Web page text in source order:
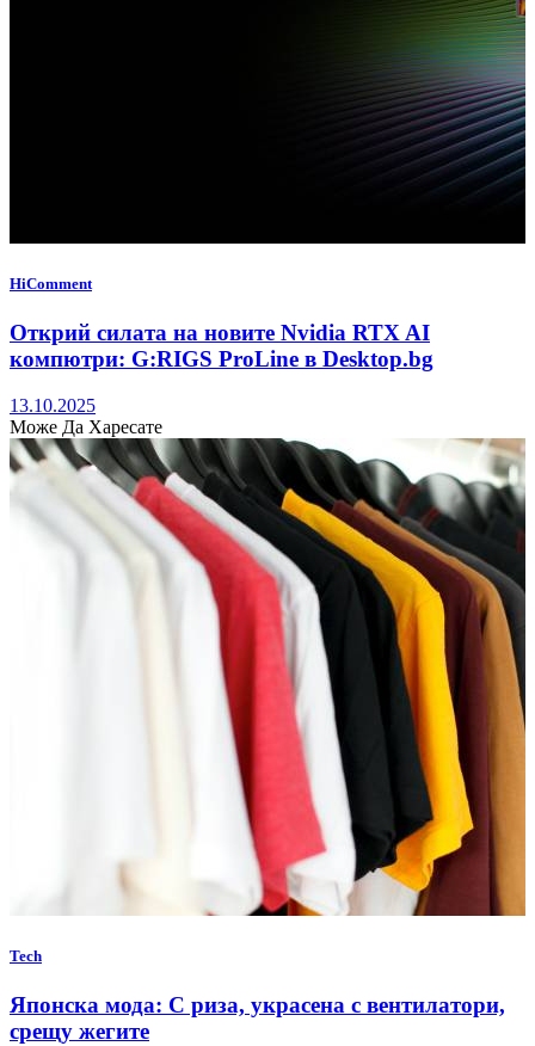
HiComment
Открий силата на новите Nvidia RTX AI
компютри: G:RIGS ProLine в Desktop.bg
13.10.2025
Може Да Харесате
Tech
Японска мода: С риза, украсена с вентилатори,
срещу жегите